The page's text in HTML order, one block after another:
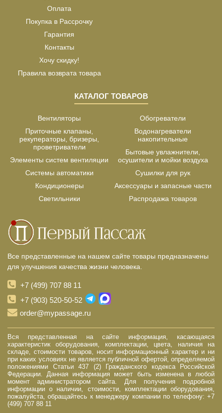
Оплата
Покупка в Рассрочку
Гарантия
Контакты
Хочу скидку!
Правила возврата товара
КАТАЛОГ ТОВАРОВ
Вентиляторы
Приточные клапаны,
рекуператоры, бризеры,
проветриватели
Элементы систем вентиляции
Системы автоматики
Кондиционеры
Светильники
Обогреватели
Водонагреватели
накопительные
Бытовые увлажнители,
осушители и мойки воздуха
Сушилки для рук
Аксессуары и запасные части
Распродажа товаров
Все представленные на нашем сайте товары предназначены
для улучшения качества жизни человека.
+7 (499) 707 88 11
+7 (903) 520-50-52
order@mypassage.ru
Вся представленная на сайте информация, касающаяся
характеристик оборудования, комплектации, цвета, наличия на
складе, стоимости товаров, носит информационный характер и ни
при каких условиях не является публичной офертой, определяемой
положениями Статьи 437 (2) Гражданского кодекса Российской
Федерации. Данная информация может быть изменена в любой
момент администратором сайта. Для получения подробной
информации о наличии, стоимости, комплектации оборудования,
пожалуйста, обращайтесь к менеджеру компании по телефону: +7
(499) 707 88 11